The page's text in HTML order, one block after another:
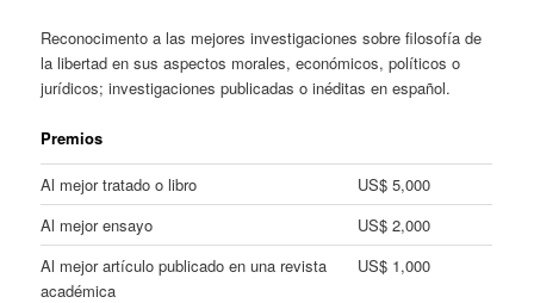
Reconocimento a las mejores investigaciones sobre filosofía de
la libertad en sus aspectos morales, económicos, políticos o
jurídicos; investigaciones publicadas o inéditas en español.
Premios
Al mejor tratado o libro
US$ 5,000
Al mejor ensayo
US$ 2,000
Al mejor artículo publicado en una revista
académica
US$ 1,000